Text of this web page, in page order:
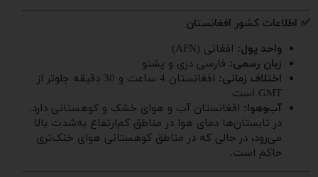
✅ اطلاعات کشور افغانستان
واحد پول: افغانی (AFN)
زبان رسمی: فارسی دری و پشتو
اختلاف زمانی:
افغانستان 4 ساعت و 30 دقیقه جلوتر از
GMT است
آب‌وهوا: افغانستان آب و هوای خشک و کوهستانی دارد.
در تابستان‌ها دمای هوا در مناطق کم‌ارتفاع به‌شدت بالا
می‌رود، در حالی که در مناطق کوهستانی هوای خنک‌تری
حاکم است.